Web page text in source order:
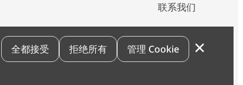
全都接受 拒绝所有 管理 Cookie ×
联系我们
您的隐私选项 霍尼韦尔科技Cookie通知退订 漏洞报告